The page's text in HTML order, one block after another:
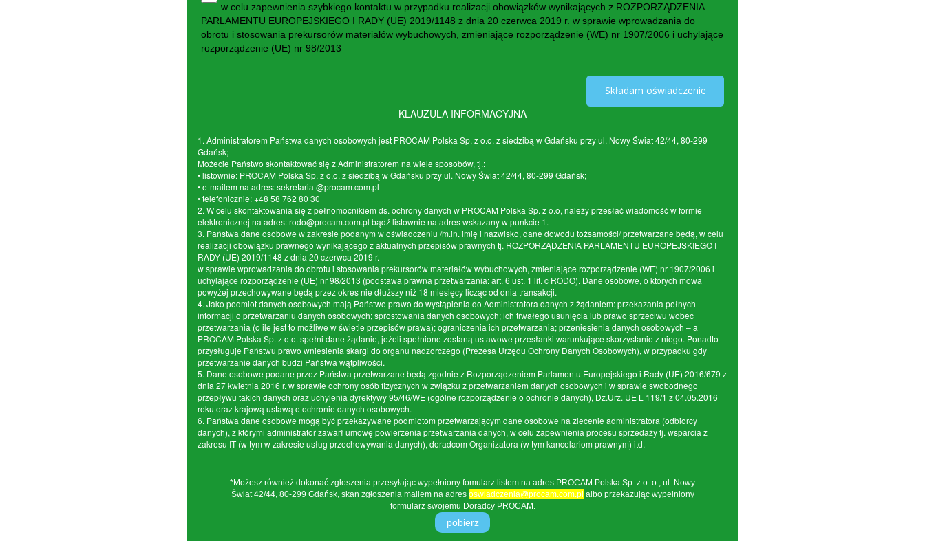
w celu zapewnienia szybkiego kontaktu w przypadku realizacji obowiązków wynikających z ROZPORZĄDZENIA
PARLAMENTU EUROPEJSKIEGO I RADY (UE) 2019/1148 z dnia 20 czerwca 2019 r. w sprawie wprowadzania do
obrotu i stosowania prekursorów materiałów wybuchowych, zmieniające rozporządzenie (WE) nr 1907/2006 i uchylające
rozporządzenie (UE) nr 98/2013
Składam oświadczenie
KLAUZULA INFORMACYJNA
1. Administratorem Państwa danych osobowych jest PROCAM Polska Sp. z o.o. z siedzibą w Gdańsku przy ul. Nowy Świat 42/44, 80-299
Gdańsk;
Możecie Państwo skontaktować się z Administratorem na wiele sposobów, tj.:
• listownie: PROCAM Polska Sp. z o.o. z siedzibą w Gdańsku przy ul. Nowy Świat 42/44, 80-299 Gdańsk;
• e-mailem na adres:sekretariat@procam.com.pl
• telefonicznie: +48 58 762 80 30
2. W celu skontaktowania się z pełnomocnikiem ds. ochrony danych w PROCAM Polska Sp. z o.o, należy przesłać wiadomość w formie
elektronicznej na adres: rodo@procam.com.pl bądź listownie na adres wskazany w punkcie 1.
3. Państwa dane osobowe w zakresie podanym w oświadczeniu /m.in. imię i nazwisko, dane dowodu tożsamości/ przetwarzane będą, w celu
realizacji obowiązku prawnego wynikającego z aktualnych przepisów prawnych tj. ROZPORZĄDZENIA PARLAMENTU EUROPEJSKIEGO I
RADY (UE) 2019/1148 z dnia 20 czerwca 2019 r.
w sprawie wprowadzania do obrotu i stosowania prekursorów materiałów wybuchowych, zmieniające rozporządzenie (WE) nr 1907/2006 i
uchylające rozporządzenie (UE) nr 98/2013 (podstawa prawna przetwarzania: art. 6 ust. 1 lit. c RODO). Dane osobowe, o których mowa
powyżej przechowywane będą przez okres nie dłuższy niż 18 miesięcy licząc od dnia transakcji.
4. Jako podmiot danych osobowych mają Państwo prawo do wystąpienia do Administratora danych z żądaniem: przekazania pełnych
informacji o przetwarzaniu danych osobowych; sprostowania danych osobowych; ich trwałego usunięcia lub prawo sprzeciwu wobec
przetwarzania (o ile jest to możliwe w świetle przepisów prawa); ograniczenia ich przetwarzania; przeniesienia danych osobowych – a
PROCAM Polska Sp. z o.o. spełni dane żądanie, jeżeli spełnione zostaną ustawowe przesłanki warunkujące skorzystanie z niego. Ponadto
przysługuje Państwu prawo wniesienia skargi do organu nadzorczego (Prezesa Urzędu Ochrony Danych Osobowych), w przypadku gdy
przetwarzanie danych budzi Państwa wątpliwości.
5. Dane osobowe podane przez Państwa przetwarzane będą zgodnie z Rozporządzeniem Parlamentu Europejskiego i Rady (UE) 2016/679 z
dnia 27 kwietnia 2016 r. w sprawie ochrony osób fizycznych w związku z przetwarzaniem danych osobowych i w sprawie swobodnego
przepływu takich danych oraz uchylenia dyrektywy 95/46/WE (ogólne rozporządzenie o ochronie danych), Dz.Urz. UE L 119/1 z 04.05.2016
roku oraz krajową ustawą o ochronie danych osobowych.
6. Państwa dane osobowe mogą być przekazywane podmiotom przetwarzającym dane osobowe na zlecenie administratora (odbiorcy
danych), z którymi administrator zawarł umowę powierzenia przetwarzania danych, w celu zapewnienia procesu sprzedaży tj. wsparcia z
zakresu IT (w tym w zakresie usług przechowywania danych), doradcom Organizatora (w tym kancelariom prawnym) itd.
*Możesz również dokonać zgłoszenia przesyłając wypełniony fomularz listem na adres PROCAM Polska Sp. z o. o., ul. Nowy
Świat 42/44, 80-299 Gdańsk, skan zgłoszenia mailem na adres oswiadczenia@procam.com.pl albo przekazując wypełniony
formularz swojemu Doradcy PROCAM.
pobierz